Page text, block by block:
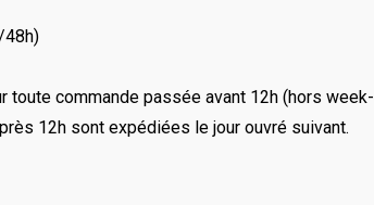
48h)
toute commande passée avant 12h (hors
12h sont expédiées le jour ouvré suivant.